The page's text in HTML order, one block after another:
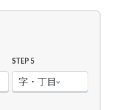
STEP 5
字・丁目